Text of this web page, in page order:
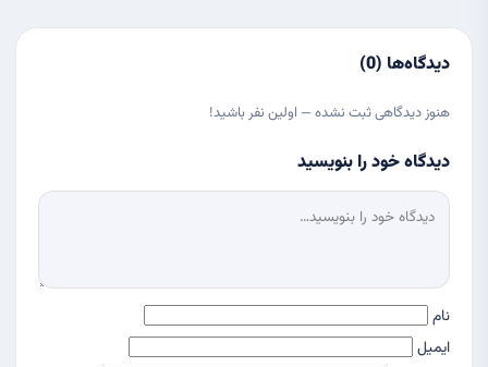
دیدگاه‌ها (0)
هنوز دیدگاهی ثبت نشده — اولین نفر باشید!
دیدگاه خود را بنویسید
نام
ایمیل